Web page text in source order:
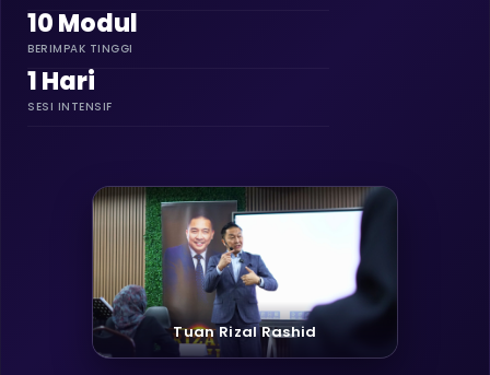
10 Modul
BERIMPAK TINGGI
1 Hari
SESI INTENSIF
Tuan Rizal Rashid